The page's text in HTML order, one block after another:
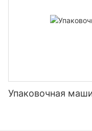
Упаковочная